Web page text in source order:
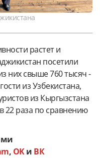
растет и
посетили
них свыше 760 тысяч -
из Узбекистана,
из Кыргызстана
22 раза по сравнению
, OKи ВК